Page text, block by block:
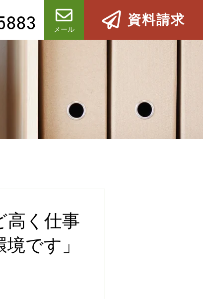
メール
資料請求
高く仕事
です」